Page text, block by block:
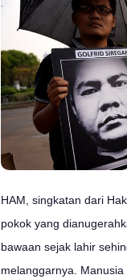
HAM, singkatan dari
pokok yang
bawaan sejak lahir
melanggarnya.